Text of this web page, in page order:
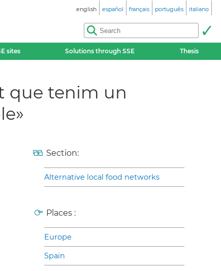
english español français português italiano
sites Solutions through SSE Thesis
que tenim un
Section:
Alternative local food networks
Places :
Europe
Spain